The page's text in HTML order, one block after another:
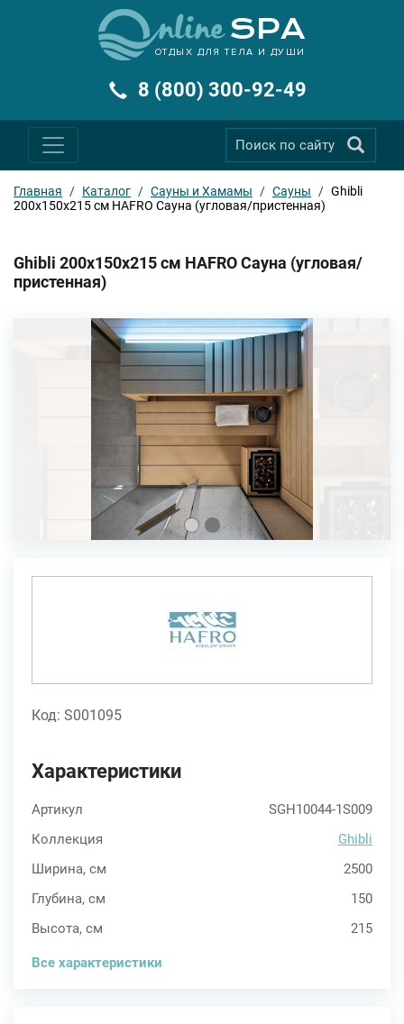
ОТДЫХ ДЛЯ ТЕЛА И ДУШИ
8 (800) 300-92-49
Главная / Каталог / Сауны и Хамамы / Сауны / Ghibli
200x150x215 см HAFRO Сауна (угловая/пристенная)
Ghibli 200x150x215 см HAFRO Сауна (угловая/
пристенная)
Код: S001095
Характеристики
Артикул
SGH10044-1S009
Коллекция
Ghibli
Ширина, см
2500
Глубина, см
150
Высота, см
215
Все характеристики